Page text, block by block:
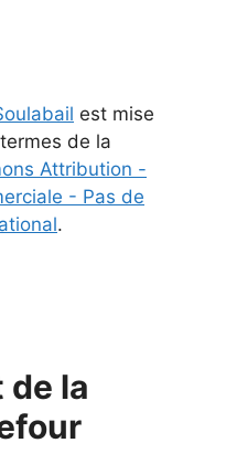
est mise
de la
Attribution -
- Pas de
.
la